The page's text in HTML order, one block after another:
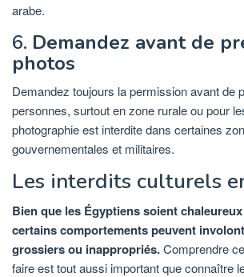
arabe.
6. Demandez avant de
photos
Demandez toujours la permission avant de
personnes, surtout en zone rurale ou pour
photographie est interdite dans certaines
gouvernementales et militaires.
Les interdits culturels
Bien que les Égyptiens soient
certains comportements peuvent
grossiers ou inappropriés.Comprendre
faire est tout aussi important que connaître